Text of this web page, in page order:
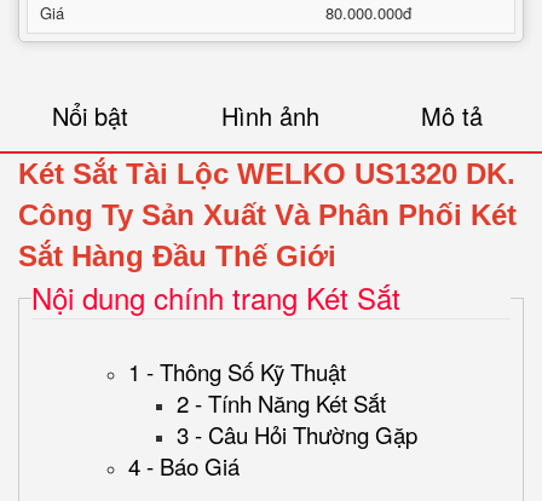
Giá
80.000.000đ
Nổi bật Hình ảnh Mô tả
Két Sắt Tài Lộc WELKO US1320 DK.
Công Ty Sản Xuất Và Phân Phối Két
Sắt Hàng Đầu Thế Giới
Nội dung chính trang Két Sắt
1 - Thông Số Kỹ Thuật
2 - Tính Năng Két Sắt
3 - Câu Hỏi Thường Gặp
4 - Báo Giá